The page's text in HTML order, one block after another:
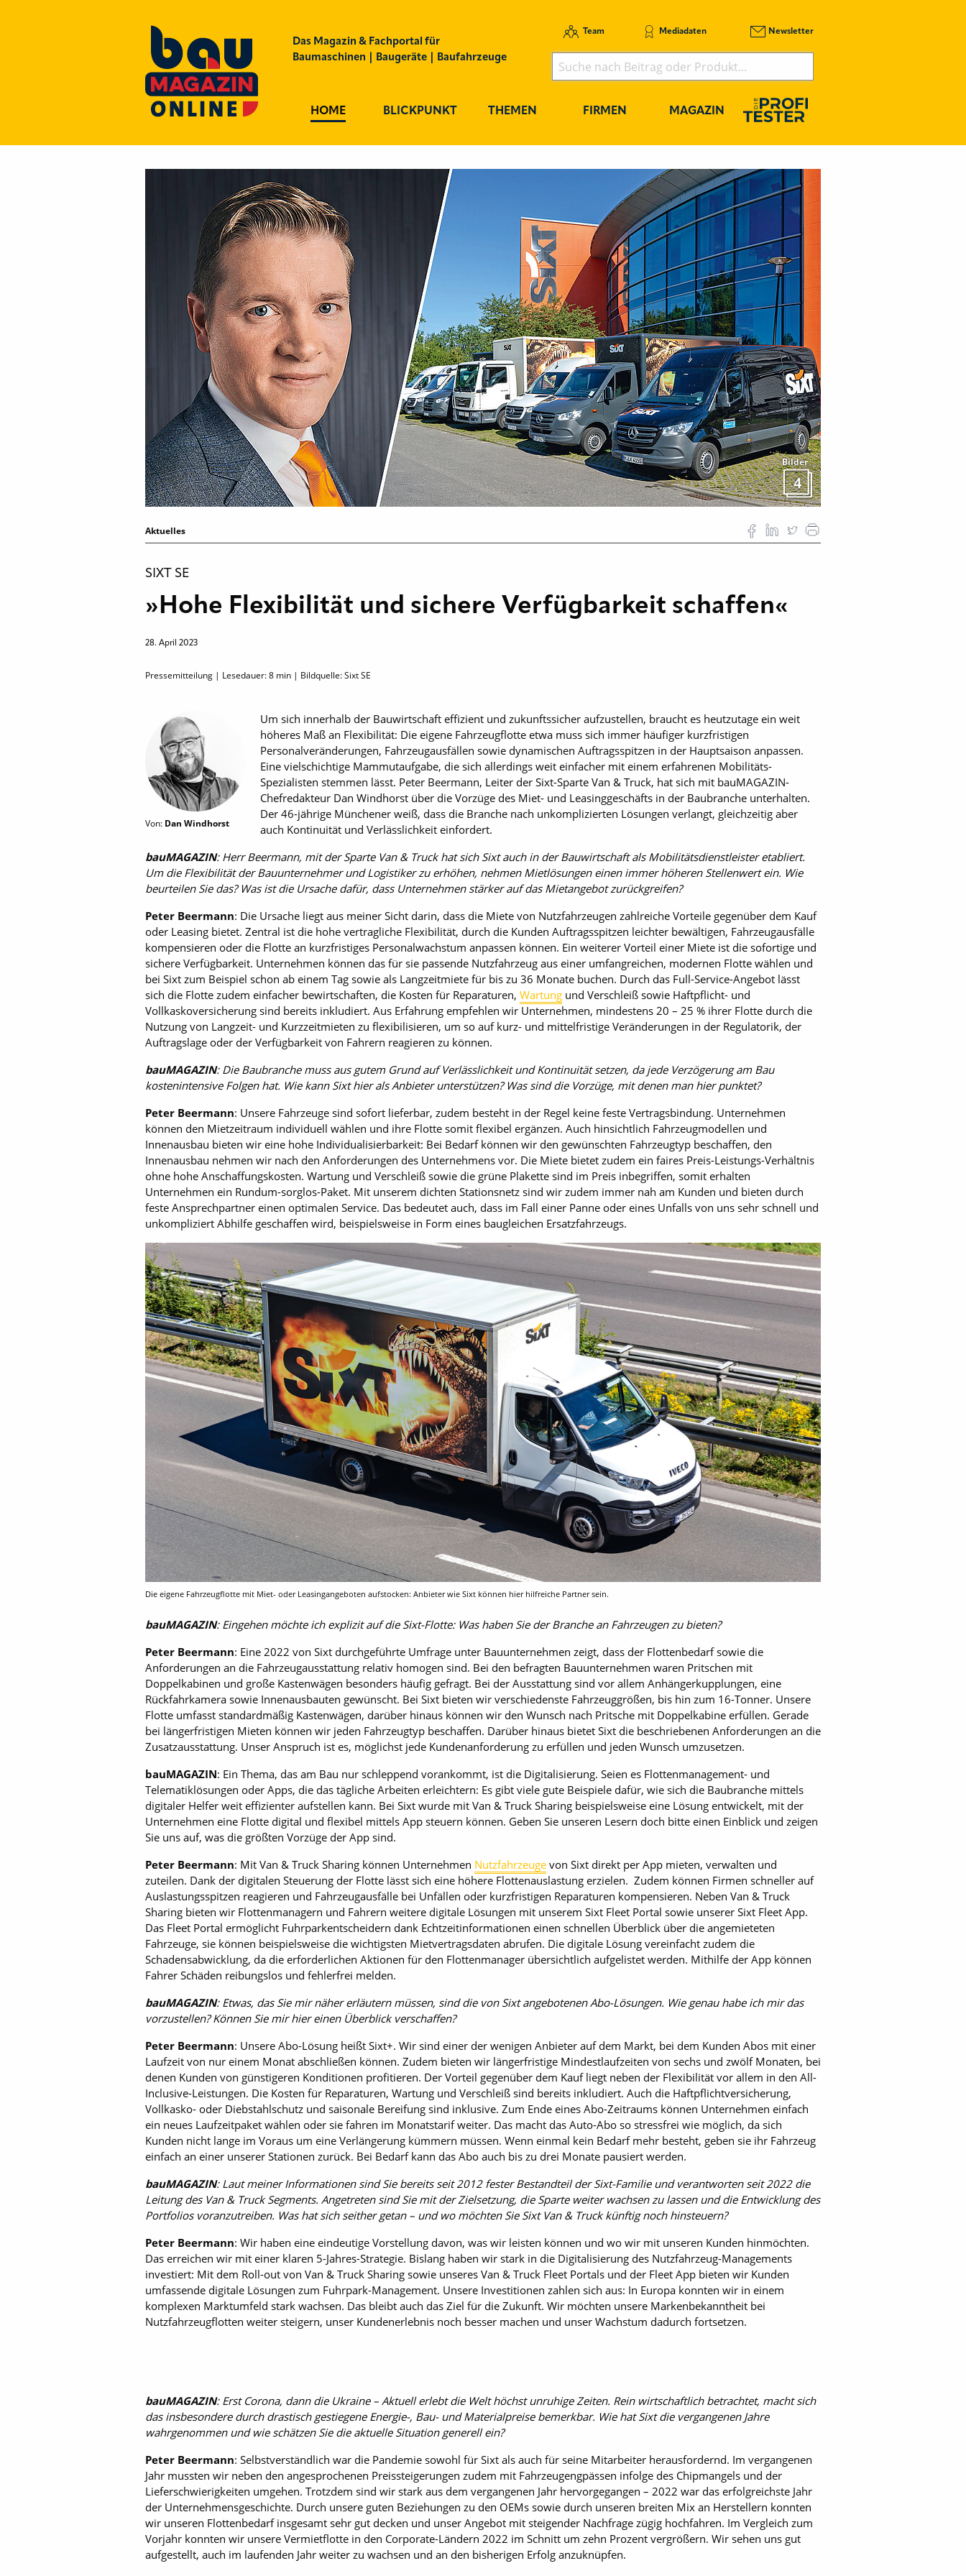
Das Magazin & Fachportal für
Baumaschinen | Baugeräte | Baufahrzeuge
Team Mediadaten Newsletter
HOME BLICKPUNKT THEMEN FIRMEN MAGAZIN
Bilder
4
Aktuelles
SIXT SE
»Hohe Flexibilität und sichere Verfügbarkeit schaffen«
28. April 2023
Pressemitteilung | Lesedauer:8 min | Bildquelle: Sixt SE
Von: Dan Windhorst
Um sich innerhalb der Bauwirtschaft effizient und zukunftssicher aufzustellen, braucht es heutzutage ein weit
höheres Maß an Flexibilität: Die eigene Fahrzeugflotte etwa muss sich immer häufiger kurzfristigen
Personalveränderungen, Fahrzeugausfällen sowie dynamischen Auftragsspitzen in der Hauptsaison anpassen.
Eine vielschichtige Mammutaufgabe, die sich allerdings weit einfacher mit einem erfahrenen Mobilitäts-
Spezialisten stemmen lässt. Peter Beermann, Leiter der Sixt-Sparte Van & Truck, hat sich mit bauMAGAZIN-
Chefredakteur Dan Windhorst über die Vorzüge des Miet- und Leasinggeschäfts in der Baubranche unterhalten.
Der 46-jährige Münchener weiß, dass die Branche nach unkomplizierten Lösungen verlangt, gleichzeitig aber
auch Kontinuität und Verlässlichkeit einfordert.
bauMAGAZIN: Herr Beermann, mit der Sparte Van & Truck hat sich Sixt auch in der Bauwirtschaft als Mobilitätsdienstleister etabliert.
Um die Flexibilität der Bauunternehmer und Logistiker zu erhöhen, nehmen Mietlösungen einen immer höheren Stellenwert ein. Wie
beurteilen Sie das? Was ist die Ursache dafür, dass Unternehmen stärker auf das Mietangebot zurückgreifen?
Peter Beermann: Die Ursache liegt aus meiner Sicht darin, dass die Miete von Nutzfahrzeugen zahlreiche Vorteile gegenüber dem Kauf
oder Leasing bietet. Zentral ist die hohe vertragliche Flexibilität, durch die Kunden Auftragsspitzen leichter bewältigen, Fahrzeugausfälle
kompensieren oder die Flotte an kurzfristiges Personalwachstum anpassen können. Ein weiterer Vorteil einer Miete ist die sofortige und
sichere Verfügbarkeit. Unternehmen können das für sie passende Nutzfahrzeug aus einer umfangreichen, modernen Flotte wählen und
bei Sixt zum Beispiel schon ab einem Tag sowie als Langzeitmiete für bis zu 36 Monate buchen. Durch das Full-Service-Angebot lässt
sich die Flotte zudem einfacher bewirtschaften, die Kosten für Reparaturen, Wartung und Verschleiß sowie Haftpflicht- und
Vollkaskoversicherung sind bereits inkludiert. Aus Erfahrung empfehlen wir Unternehmen, mindestens 20 – 25 % ihrer Flotte durch die
Nutzung von Langzeit- und Kurzzeitmieten zu flexibilisieren, um so auf kurz- und mittelfristige Veränderungen in der Regulatorik, der
Auftragslage oder der Verfügbarkeit von Fahrern reagieren zu können.
bauMAGAZIN: Die Baubranche muss aus gutem Grund auf Verlässlichkeit und Kontinuität setzen, da jede Verzögerung am Bau
kostenintensive Folgen hat. Wie kann Sixt hier als Anbieter unterstützen? Was sind die Vorzüge, mit denen man hier punktet?
Peter Beermann: Unsere Fahrzeuge sind sofort lieferbar, zudem besteht in der Regel keine feste Vertragsbindung. Unternehmen
können den Mietzeitraum individuell wählen und ihre Flotte somit flexibel ergänzen. Auch hinsichtlich Fahrzeugmodellen und
Innenausbau bieten wir eine hohe Individualisierbarkeit: Bei Bedarf können wir den gewünschten Fahrzeugtyp beschaffen, den
Innenausbau nehmen wir nach den Anforderungen des Unternehmens vor. Die Miete bietet zudem ein faires Preis-Leistungs-Verhältnis
ohne hohe Anschaffungskosten. Wartung und Verschleiß sowie die grüne Plakette sind im Preis inbegriffen, somit erhalten
Unternehmen ein Rundum-sorglos-Paket. Mit unserem dichten Stationsnetz sind wir zudem immer nah am Kunden und bieten durch
feste Ansprechpartner einen optimalen Service. Das bedeutet auch, dass im Fall einer Panne oder eines Unfalls von uns sehr schnell und
unkompliziert Abhilfe geschaffen wird, beispielsweise in Form eines baugleichen Ersatzfahrzeugs.
Die eigene Fahrzeugflotte mit Miet- oder Leasingangeboten aufstocken: Anbieter wie Sixt können hier hilfreiche Partner sein.
bauMAGAZIN: Eingehen möchte ich explizit auf die Sixt-Flotte: Was haben Sie der Branche an Fahrzeugen zu bieten?
Peter Beermann: Eine 2022 von Sixt durchgeführte Umfrage unter Bauunternehmen zeigt, dass der Flottenbedarf sowie die
Anforderungen an die Fahrzeugausstattung relativ homogen sind. Bei den befragten Bauunternehmen waren Pritschen mit
Doppelkabinen und große Kastenwägen besonders häufig gefragt. Bei der Ausstattung sind vor allem Anhängerkupplungen, eine
Rückfahrkamera sowie Innenausbauten gewünscht. Bei Sixt bieten wir verschiedenste Fahrzeuggrößen, bis hin zum 16-Tonner. Unsere
Flotte umfasst standardmäßig Kastenwägen, darüber hinaus können wir den Wunsch nach Pritsche mit Doppelkabine erfüllen. Gerade
bei längerfristigen Mieten können wir jeden Fahrzeugtyp beschaffen. Darüber hinaus bietet Sixt die beschriebenen Anforderungen an die
Zusatz­ausstattung. Unser Anspruch ist es, möglichst jede Kundenanforderung zu erfüllen und jeden Wunsch umzusetzen.
bauMAGAZIN: Ein Thema, das am Bau nur schleppend vorankommt, ist die Digitalisierung. Seien es Flottenmanagement- und
Telematiklösungen oder Apps, die das tägliche Arbeiten erleichtern: Es gibt viele gute Beispiele dafür, wie sich die Baubranche mittels
digitaler Helfer weit effizienter aufstellen kann. Bei Sixt wurde mit Van & Truck Sharing beispielsweise eine Lösung entwickelt, mit der
Unternehmen eine Flotte digital und flexibel mittels App steuern können. Geben Sie unseren Lesern doch bitte einen Einblick und zeigen
Sie uns auf, was die größten Vorzüge der App sind.
Peter Beermann: Mit Van & Truck Sharing können Unternehmen Nutzfahrzeuge von Sixt direkt per App mieten, verwalten und
zuteilen. Dank der digitalen Steuerung der Flotte lässt sich eine höhere Flottenauslastung erzielen. Zudem können Firmen schneller auf
Auslastungsspitzen reagieren und Fahrzeugausfälle bei Unfällen oder kurzfristigen Reparaturen kompensieren. Neben Van & Truck
Sharing bieten wir Flottenmanagern und Fahrern weitere digitale Lösungen mit unserem Sixt Fleet Portal sowie unserer Sixt Fleet App.
Das Fleet Portal ermöglicht Fuhrparkentscheidern dank Echtzeit­informationen einen schnellen Überblick über die angemieteten
Fahrzeuge, sie können beispielsweise die wichtigsten Mietvertragsdaten abrufen. Die digitale Lösung vereinfacht zudem die
Schadensabwicklung, da die erforderlichen Aktionen für den Flottenmanager übersichtlich aufgelistet werden. Mithilfe der App können
Fahrer Schäden reibungslos und fehlerfrei melden.
bauMAGAZIN: Etwas, das Sie mir näher erläutern müssen, sind die von Sixt angebotenen Abo-Lösungen. Wie genau habe ich mir das
vorzustellen? Können Sie mir hier einen Überblick verschaffen?
Peter Beermann: Unsere Abo-­Lösung heißt Sixt+. Wir sind einer der wenigen Anbieter auf dem Markt, bei dem Kunden Abos mit einer
Laufzeit von nur einem Monat abschließen können. Zudem bieten wir längerfristige Mindestlaufzeiten von sechs und zwölf Monaten, bei
denen Kunden von günstigeren Konditionen profitieren. Der Vorteil gegenüber dem Kauf liegt neben der Flexibilität vor allem in den All-
Inclusive-Leistungen. Die Kosten für Reparaturen, Wartung und Verschleiß sind bereits inkludiert. Auch die Haftpflichtversicherung,
Vollkasko- oder Diebstahlschutz und saisonale Bereifung sind inklusive. Zum Ende eines Abo-Zeitraums können Unternehmen einfach
ein neues Laufzeitpaket wählen oder sie fahren im Monatstarif weiter. Das macht das Auto-Abo so stressfrei wie möglich, da sich
Kunden nicht lange im Voraus um eine Verlängerung kümmern müssen. Wenn einmal kein Bedarf mehr besteht, geben sie ihr Fahrzeug
einfach an einer unserer Stationen zurück. Bei Bedarf kann das Abo auch bis zu drei Monate pausiert werden.
bauMAGAZIN: Laut meiner Informationen sind Sie bereits seit 2012 fester Bestandteil der Sixt-Familie und verantworten seit 2022 die
Leitung des Van & Truck Segments. Angetreten sind Sie mit der Zielsetzung, die Sparte weiter wachsen zu lassen und die Entwicklung des
Portfolios voranzutreiben. Was hat sich seither getan – und wo möchten Sie Sixt Van & Truck künftig noch hinsteuern?
Peter Beermann: Wir haben eine eindeutige Vorstellung davon, was wir leisten können und wo wir mit unseren Kunden hinmöchten.
Das erreichen wir mit einer klaren 5-Jahres-­Strategie. Bislang haben wir stark in die Digitalisierung des Nutzfahrzeug-Managements
investiert: Mit dem Roll-out von Van & Truck Sharing sowie unseres Van & Truck Fleet Portals und der Fleet App bieten wir Kunden
umfassende digitale Lösungen zum Fuhrpark-Management. Unsere Investitionen zahlen sich aus: In Europa konnten wir in einem
komplexen Marktumfeld stark wachsen. Das bleibt auch das Ziel für die Zukunft. Wir möchten unsere Markenbekanntheit bei
Nutzfahrzeugflotten weiter steigern, unser Kundenerlebnis noch besser machen und unser Wachstum dadurch fortsetzen.
bauMAGAZIN: Erst Corona, dann die Ukraine – Aktuell erlebt die Welt höchst unruhige Zeiten. Rein wirtschaftlich betrachtet, macht sich
das insbesondere durch drastisch gestiegene Energie-, Bau- und Materialpreise bemerkbar. Wie hat Sixt die vergangenen Jahre
wahrgenommen und wie schätzen Sie die aktuelle Situation generell ein?
Peter Beermann: Selbstverständlich war die Pandemie sowohl für Sixt als auch für seine Mitarbeiter herausfordernd. Im vergangenen
Jahr mussten wir neben den angesprochenen Preissteigerungen zudem mit Fahrzeugengpässen infolge des Chipmangels und der
Lieferschwierigkeiten umgehen. Trotzdem sind wir stark aus dem vergangenen Jahr hervorgegangen – 2022 war das ­erfolgreichste Jahr
der Unternehmensgeschichte. Durch unsere guten Beziehungen zu den OEMs sowie durch unseren breiten Mix an Herstellern konnten
wir unseren Flottenbedarf insgesamt sehr gut decken und unser Angebot mit steigender Nachfrage zügig hochfahren. Im Vergleich zum
Vorjahr konnten wir unsere Vermietflotte in den Corporate-Ländern 2022 im Schnitt um zehn Prozent vergrößern. Wir sehen uns gut
aufgestellt, auch im laufenden Jahr weiter zu wachsen und an den bisherigen Erfolg anzuknüpfen.